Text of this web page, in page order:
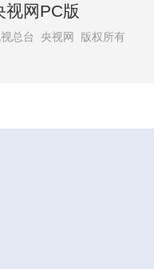
视网PC版
总台 央视网 版权所有